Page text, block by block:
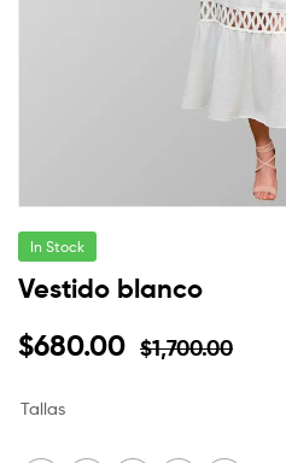
In Stock
Vestido blanco
$1,700.00
$680.00
Tallas